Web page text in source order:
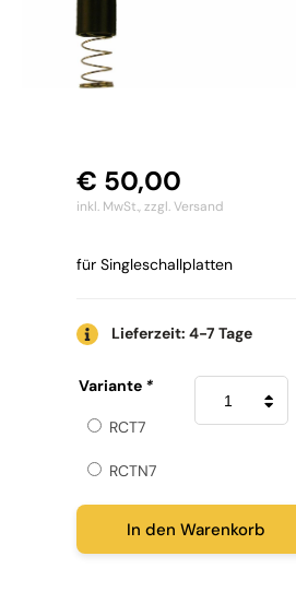
€ 50,00
inkl. MwSt.,zzgl. Versand
für Singleschallplatten
Lieferzeit: 4-7 Tage
Variante *
RCT7
RCTN7
Okki
Nokki
Absaugrohr
In den Warenkorb